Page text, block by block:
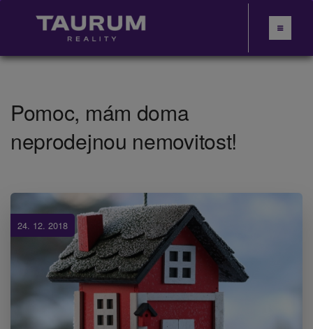
Pomoc, mám doma
neprodejnou nemovitost!
24. 12. 2018